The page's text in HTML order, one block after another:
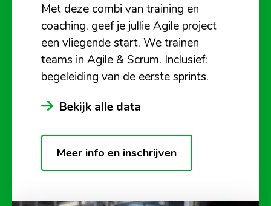
Met deze combi van training en
coaching, geef je jullie Agile project
een vliegende start. We trainen
teams in Agile & Scrum. Inclusief:
begeleiding van de eerste sprints.
Bekijk alle data
Meer info en inschrijven